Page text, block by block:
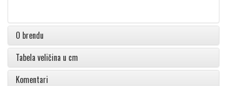
O brendu
Tabela veličina u cm
Komentari